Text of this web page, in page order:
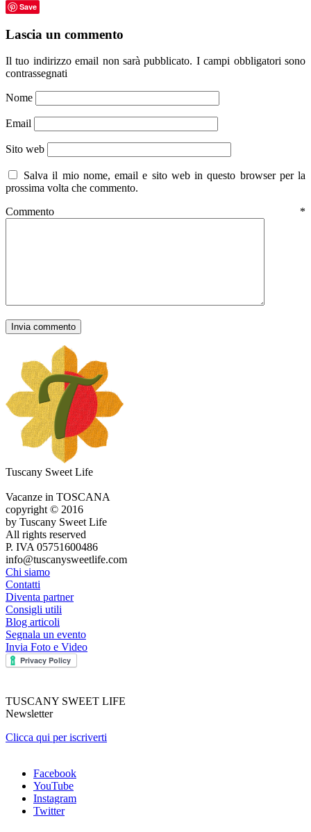
Save
Lascia un commento
Il tuo indirizzo email non sarà pubblicato. I campi obbligatori sono
contrassegnati
Nome
Email
Sito web
Salva il mio nome, email e sito web in questo browser per la
prossima volta che commento.
Commento *
Tuscany Sweet Life
Vacanze in TOSCANA
copyright © 2016
by Tuscany Sweet Life
All rights reserved
P. IVA 05751600486
info@tuscanysweetlife.com
Chi siamo
Contatti
Diventa partner
Consigli utili
Blog articoli
Segnala un evento
Invia Foto e Video
TUSCANY SWEET LIFE
Newsletter
Clicca qui per iscriverti
Facebook
YouTube
Instagram
Twitter